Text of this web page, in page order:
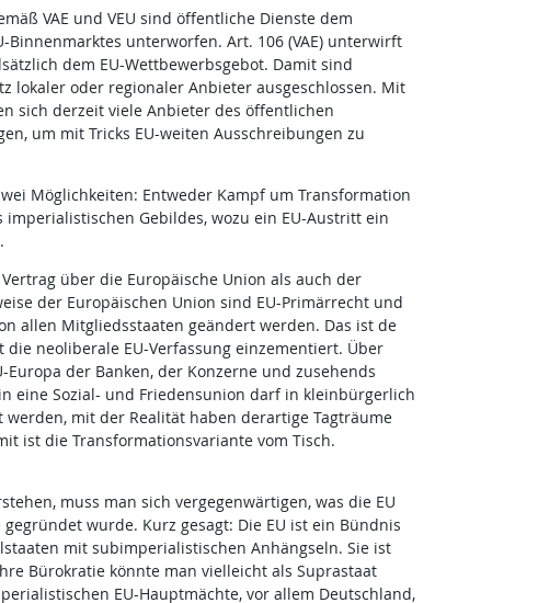
VAE und VEU sind öffentliche Dienste dem
Binnenmarktes unterworfen. Art. 106 (VAE) unterwirft
dem EU-Wettbewerbsgebot. Damit sind
lokaler oder regionaler Anbieter ausgeschlossen. Mit
sich derzeit viele Anbieter des öffentlichen
um mit Tricks EU-weiten Ausschreibungen zu
Möglichkeiten: Entweder Kampf um Transformation
imperialistischen Gebildes, wozu ein EU-Austritt ein
über die Europäische Union als auch der
der Europäischen Union sind EU-Primärrecht und
allen Mitgliedsstaaten geändert werden. Das ist de
neoliberale EU-Verfassung einzementiert. Über
Europa der Banken, der Konzerne und zusehends
eine Sozial- und Friedensunion darf in kleinbürgerlich
werden, mit der Realität haben derartige Tagträume
ist die Transformationsvariante vom Tisch.
muss man sich vergegenwärtigen, was die EU
gegründet wurde. Kurz gesagt: Die EU ist ein Bündnis
mit subimperialistischen Anhängseln. Sie ist
Bürokratie könnte man vielleicht als Suprastaat
EU-Hauptmächte, vor allem Deutschland,